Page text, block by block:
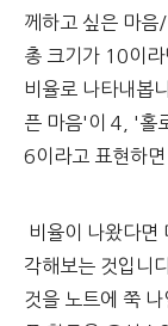
께하고 싶은 마음
총 크기가 10이라
비율로 나타내봅
픈 마음'이 4, '홀
6이라고 표현하면
비율이 나왔다면
각해보는 것입니
것을 노트에 쭉